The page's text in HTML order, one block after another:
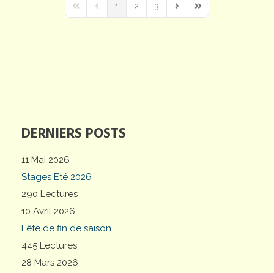
DERNIERS POSTS
11 Mai 2026
Stages Eté 2026
290 Lectures
10 Avril 2026
Fête de fin de saison
445 Lectures
28 Mars 2026
First PagePrevious Page
1 2 3
Next PageLast Page